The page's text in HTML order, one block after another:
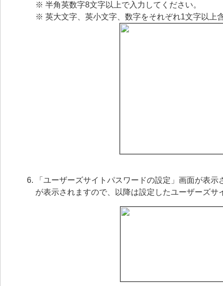
※ 半角英数字8文字以上で入力してください。
※ 英大文字、英小文字、数字をそれぞれ1文字以上
「ユーザーズサイトパスワードの設定」画面が表
が表示されますので、以降は設定したユーザーズ